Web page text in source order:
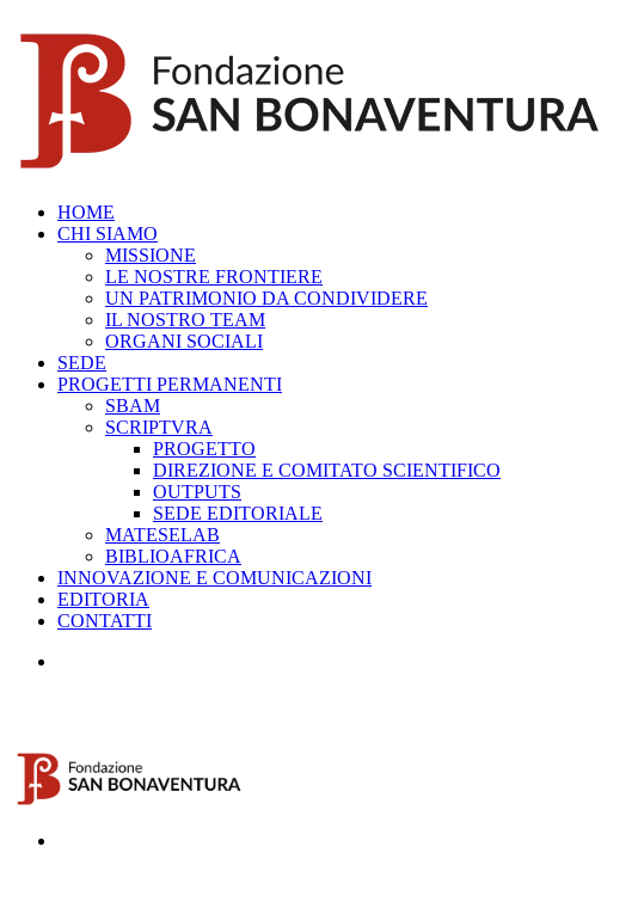
HOME
CHI SIAMO
MISSIONE
LE NOSTRE FRONTIERE
UN PATRIMONIO DA CONDIVIDERE
IL NOSTRO TEAM
ORGANI SOCIALI
SEDE
PROGETTI PERMANENTI
SBAM
SCRIPTVRA
PROGETTO
DIREZIONE E COMITATO SCIENTIFICO
OUTPUTS
SEDE EDITORIALE
MATESELAB
BIBLIOAFRICA
INNOVAZIONE E COMUNICAZIONI
EDITORIA
CONTATTI